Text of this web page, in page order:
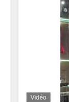
Vidéo